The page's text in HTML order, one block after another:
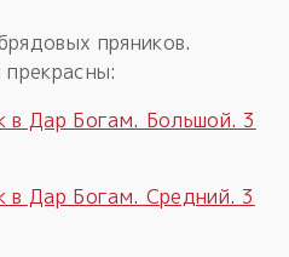
пряников.
в Дар Богам. Большой. 3
в Дар Богам. Средний. 3